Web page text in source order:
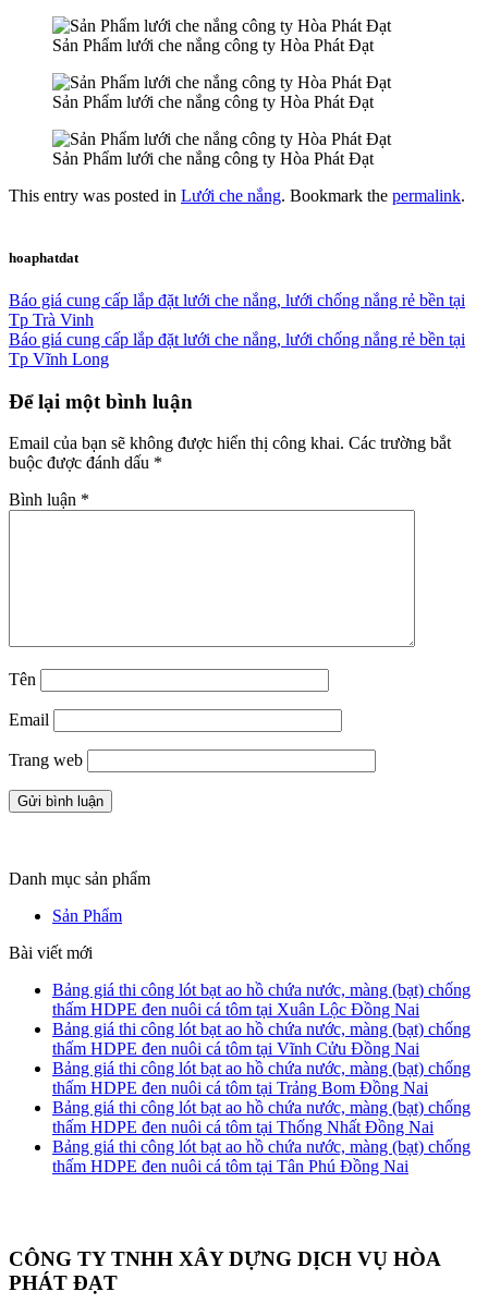
Sản Phẩm lưới che nắng công ty Hòa Phát Đạt
Sản Phẩm lưới che nắng công ty Hòa Phát Đạt
Sản Phẩm lưới che nắng công ty Hòa Phát Đạt
This entry was posted in Lưới che nắng. Bookmark the permalink.
hoaphatdat
Báo giá cung cấp lắp đặt lưới che nắng, lưới chống nắng rẻ bền tại
Tp Trà Vinh
Báo giá cung cấp lắp đặt lưới che nắng, lưới chống nắng rẻ bền tại
Tp Vĩnh Long
Để lại một bình luận
Email của bạn sẽ không được hiển thị công khai. Các trường bắt
buộc được đánh dấu *
Bình luận *
Tên
Email
Trang web
Danh mục sản phẩm
Sản Phẩm
Bài viết mới
Bảng giá thi công lót bạt ao hồ chứa nước, màng (bạt) chống
thấm HDPE đen nuôi cá tôm tại Xuân Lộc Đồng Nai
Bảng giá thi công lót bạt ao hồ chứa nước, màng (bạt) chống
thấm HDPE đen nuôi cá tôm tại Vĩnh Cửu Đồng Nai
Bảng giá thi công lót bạt ao hồ chứa nước, màng (bạt) chống
thấm HDPE đen nuôi cá tôm tại Trảng Bom Đồng Nai
Bảng giá thi công lót bạt ao hồ chứa nước, màng (bạt) chống
thấm HDPE đen nuôi cá tôm tại Thống Nhất Đồng Nai
Bảng giá thi công lót bạt ao hồ chứa nước, màng (bạt) chống
thấm HDPE đen nuôi cá tôm tại Tân Phú Đồng Nai
CÔNG TY TNHH XÂY DỰNG DỊCH VỤ HÒA
PHÁT ĐẠT